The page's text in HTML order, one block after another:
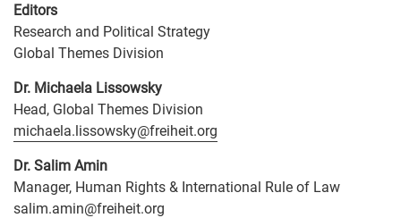
Editors
Research and Political Strategy
Global Themes Division
Dr. Michaela Lissowsky
Head, Global Themes Division
michaela.lissowsky@freiheit.org
Dr. Salim Amin
Manager, Human Rights & International Rule of Law
salim.amin@freiheit.org